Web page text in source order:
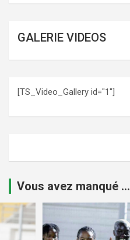
GALERIE VIDEOS
[TS_Video_Gallery id="1"]
Vous avez manqué ...